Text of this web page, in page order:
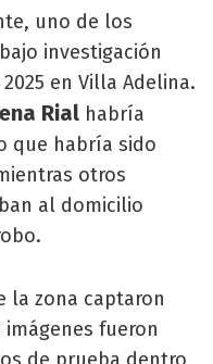
uno de los
investigación
en Villa Adelina.
Rial habría
que habría sido
otros
al domicilio
la zona captaron
fueron